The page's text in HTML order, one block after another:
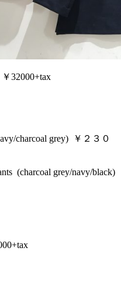
32000+tax
charcoal grey) ￥２３０
(charcoal grey/navy/black)